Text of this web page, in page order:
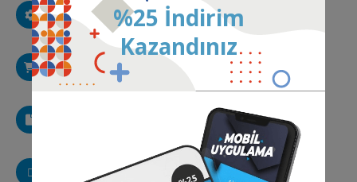
Ayarlar
Mobil uygulama içi ayar paneli
E-Ticaret
Eticaret siteniz için uygulama
Google Ads, AdMob reklamları
WordPress Uyumlu
%25 İndirim
Kazandınız